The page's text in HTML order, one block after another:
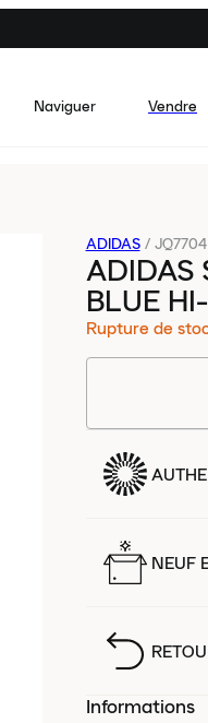
Naviguer Vendre
ADIDAS / JQ7704
ADIDAS
BLUE
Rupture de
NEUF
Informations